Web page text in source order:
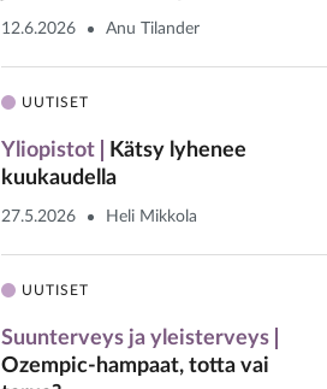
12.6.2026 Anu Tilander
UUTISET
Yliopistot
Kätsy lyhenee
kuukaudella
27.5.2026 Heli Mikkola
UUTISET
Suunterveys ja yleisterveys
Ozempic-hampaat, totta vai